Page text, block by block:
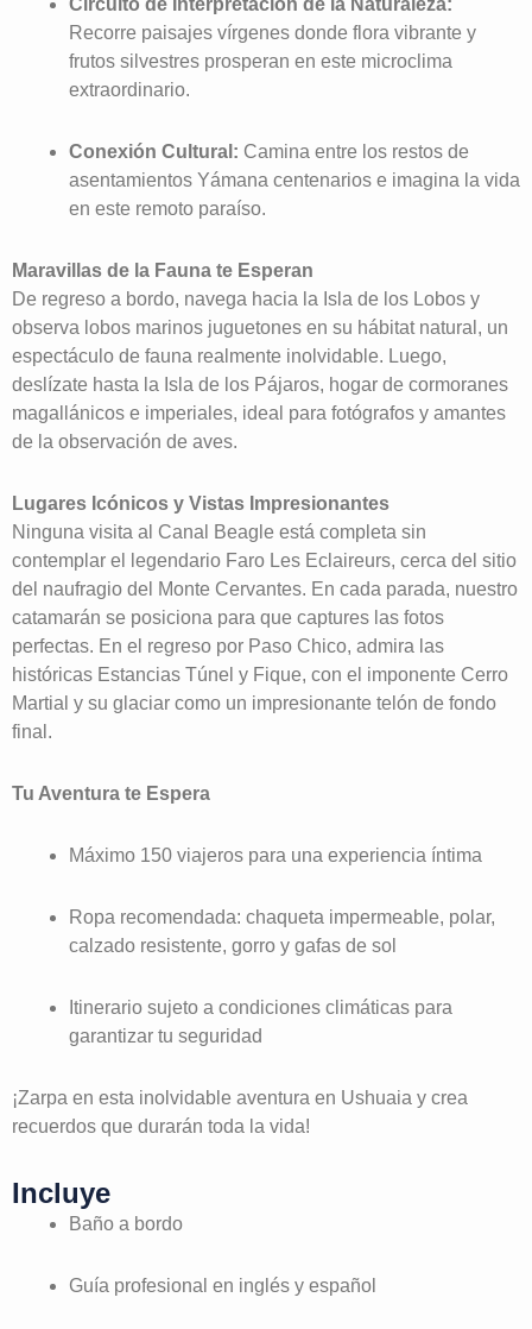
Circuito de Interpretación de la Naturaleza:
Recorre paisajes vírgenes donde flora vibrante y
frutos silvestres prosperan en este microclima
extraordinario.
Conexión Cultural: Camina entre los restos de
asentamientos Yámana centenarios e imagina la vida
en este remoto paraíso.
Maravillas de la Fauna te Esperan
De regreso a bordo, navega hacia la Isla de los Lobos y
observa lobos marinos juguetones en su hábitat natural, un
espectáculo de fauna realmente inolvidable. Luego,
deslízate hasta la Isla de los Pájaros, hogar de cormoranes
magallánicos e imperiales, ideal para fotógrafos y amantes
de la observación de aves.
Lugares Icónicos y Vistas Impresionantes
Ninguna visita al Canal Beagle está completa sin
contemplar el legendario Faro Les Eclaireurs, cerca del sitio
del naufragio del Monte Cervantes. En cada parada, nuestro
catamarán se posiciona para que captures las fotos
perfectas. En el regreso por Paso Chico, admira las
históricas Estancias Túnel y Fique, con el imponente Cerro
Martial y su glaciar como un impresionante telón de fondo
final.
Tu Aventura te Espera
Máximo 150 viajeros para una experiencia íntima
Ropa recomendada: chaqueta impermeable, polar,
calzado resistente, gorro y gafas de sol
Itinerario sujeto a condiciones climáticas para
garantizar tu seguridad
¡Zarpa en esta inolvidable aventura en Ushuaia y crea
recuerdos que durarán toda la vida!
Incluye
Baño a bordo
Guía profesional en inglés y español